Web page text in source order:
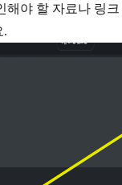
해야 할 자료나 링크
.